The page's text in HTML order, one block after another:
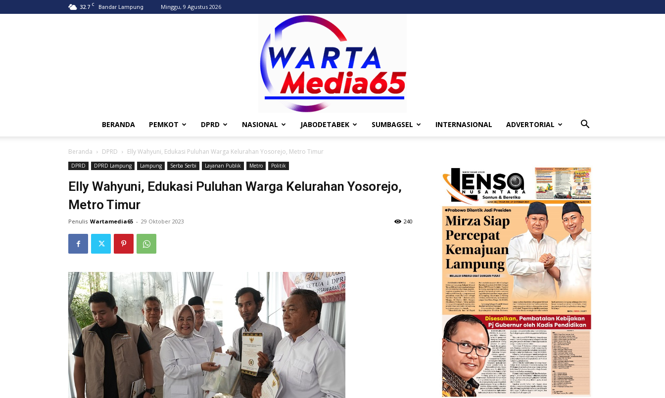
32.7 C Bandar Lampung Minggu, 9 Agustus 2026
BERANDA PEMKOT DPRD NASIONAL JABODETABEK SUMBAGSEL INTERNASIONAL ADVERTORIAL
Beranda DPRD Elly Wahyuni, Edukasi Puluhan Warga Kelurahan Yosorejo, Metro Timur
DPRD DPRD Lampung Lampung Serba Serbi Layanan Publik Metro Politik
Elly Wahyuni, Edukasi Puluhan Warga Kelurahan Yosorejo,
Metro Timur
Penulis Wartamedia65 - 29 Oktober 2023 240